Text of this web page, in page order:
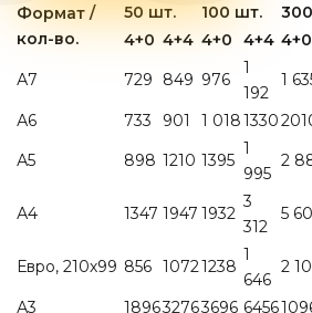
Формат /
кол-во.
50 шт. 100 шт.
4+0 4+4 4+0 4+4 4+0
А7
729 849 976
1
192
1
А6 733 901 1 0181330
А5
898 1210 1395
1
995
2
А4 1347 1947 1932
3
312
5
Евро, 210х99 856 10721238
1
646
2
А3 189632763696 6456